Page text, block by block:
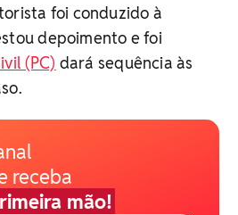
foi conduzido à
depoimento e foi
(PC) dará sequência às
receba
mão!